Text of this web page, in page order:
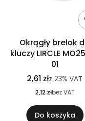
Okrągły brelok
kluczy LIRCLE
01
2,61 złz 23% VAT
2,12 złbez VAT
Do koszyka